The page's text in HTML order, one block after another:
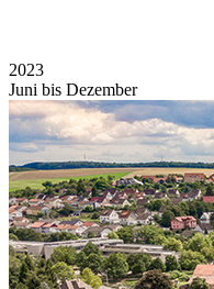
2023
Juni bis Dezember